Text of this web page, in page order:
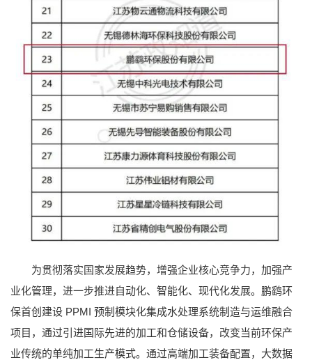
为贯彻落实国家发展趋势，增强企业核心竞争力，加强产
业化管理，进一步推进自动化、智能化、现代化发展。鹏鹞环
保首创建设 PPMI 预制模块化集成水处理系统制造与运维融合
项目，通过引进国际先进的加工和仓储设备，改变当前环保产
业传统的单纯加工生产模式。通过高端加工装备配置，大数据